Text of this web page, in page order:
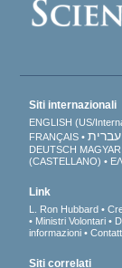
Siti internazionali
ENGLISH (US/
FRANÇAIS
עברית
DEUTSCH MAGYAR
(CASTELLANO)
Link
L. Ron Hubbard
Ministri Volontari
informazioni
Siti correlati